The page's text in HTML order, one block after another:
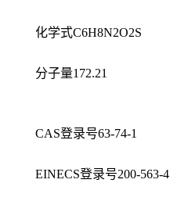
化学式C6H8N2O2S
分子量172.21
CAS登录号63-74-1
EINECS登录号200-563-4